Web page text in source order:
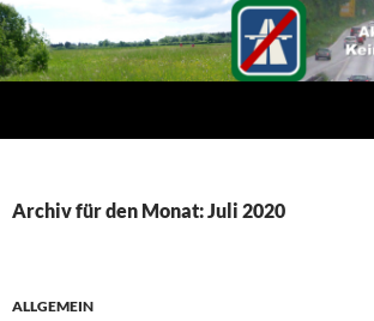
Archiv für den Monat: Juli 2020
ALLGEMEIN